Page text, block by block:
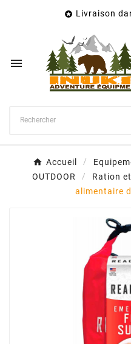
 Livraison

Accueil
OUTDOOR
Ration
alimentaire
Nom de la liste d'envies